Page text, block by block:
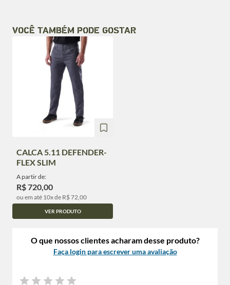
VOCÊ TAMBÉM PODE GOSTAR
CALCA 5.11 DEFENDER-
FLEX SLIM
A partir de:
R$ 720,00
ou em até 10x de R$ 72,00
VER PRODUTO
O que nossos clientes acharam desse produto?
Faça login para escrever uma avaliação